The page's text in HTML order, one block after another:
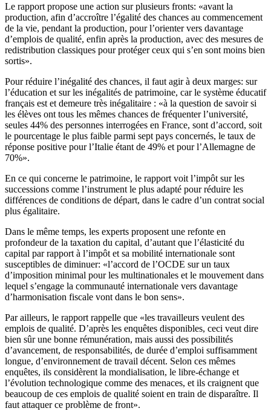
Le rapport propose une action sur plusieurs fronts: «avant la
production, afin d’accroître l’égalité des chances au commencement
de la vie, pendant la production, pour l’orienter vers davantage
d’emplois de qualité, enfin après la production, avec des mesures de
redistribution classiques pour protéger ceux qui s’en sont moins bien
sortis».
Pour réduire l’inégalité des chances, il faut agir à deux marges: sur
l’éducation et sur les inégalités de patrimoine, car le système éducatif
français est et demeure très inégalitaire : «à la question de savoir si
les élèves ont tous les mêmes chances de fréquenter l’université,
seules 44% des personnes interrogées en France, sont d’accord, soit
le pourcentage le plus faible parmi sept pays concernés, le taux de
réponse positive pour l’Italie étant de 49% et pour l’Allemagne de
70%».
En ce qui concerne le patrimoine, le rapport voit l’impôt sur les
successions comme l’instrument le plus adapté pour réduire les
différences de conditions de départ, dans le cadre d’un contrat social
plus égalitaire.
Dans le même temps, les experts proposent une refonte en
profondeur de la taxation du capital, d’autant que l’élasticité du
capital par rapport à l’impôt et sa mobilité internationale sont
susceptibles de diminuer: «l’accord de l’OCDE sur un taux
d’imposition minimal pour les multinationales et le mouvement dans
lequel s’engage la communauté internationale vers davantage
d’harmonisation fiscale vont dans le bon sens».
Par ailleurs, le rapport rappelle que «les travailleurs veulent des
emplois de qualité. D’après les enquêtes disponibles, ceci veut dire
bien sûr une bonne rémunération, mais aussi des possibilités
d’avancement, de responsabilités, de durée d’emploi suffisamment
longue, d’environnement de travail décent. Selon ces mêmes
enquêtes, ils considèrent la mondialisation, le libre-échange et
l’évolution technologique comme des menaces, et ils craignent que
beaucoup de ces emplois de qualité soient en train de disparaître. Il
faut attaquer ce problème de front».